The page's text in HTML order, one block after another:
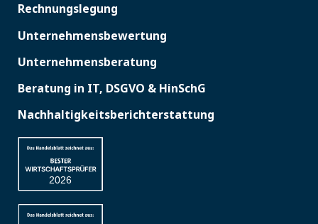
Rechnungslegung
Unternehmensbewertung
Unternehmensberatung
Beratung in IT, DSGVO & HinSchG
Nachhaltigkeitsberichterstattung
2026